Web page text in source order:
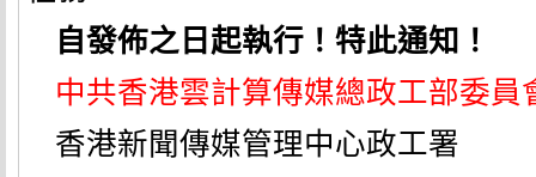
自發佈之日起執行！特此通知！
中共香港雲計算傳媒總政工部委員
香港新聞傳媒管理中心政工署